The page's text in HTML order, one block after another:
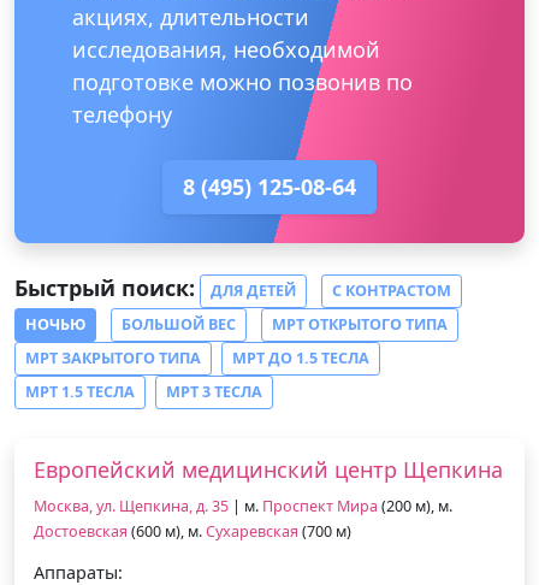
акциях, длительности
исследования, необходимой
подготовке можно позвонив по
телефону
8 (495) 125-08-64
Быстрый поиск: ДЛЯ ДЕТЕЙ
С КОНТРАСТОМ
НОЧЬЮ
БОЛЬШОЙ ВЕС
МРТ ОТКРЫТОГО ТИПА
МРТ ЗАКРЫТОГО ТИПА
МРТ ДО 1.5 ТЕСЛА
МРТ 1.5 ТЕСЛА
МРТ 3 ТЕСЛА
Европейский медицинский центр Щепкина
Москва, ул. Щепкина, д. 35 | м. Проспект Мира (200 м), м.
Достоевская (600 м), м.Сухаревская (700 м)
Аппараты: